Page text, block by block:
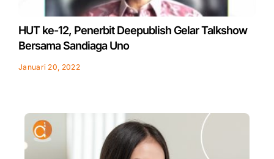
HUT ke-12, Penerbit Deepublish Gelar Talkshow
Bersama Sandiaga Uno
Januari 20, 2022